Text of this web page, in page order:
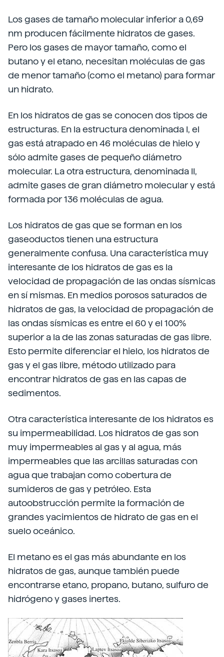
Los gases de tamaño molecular inferior a 0,69
nm producen fácilmente hidratos de gases.
Pero los gases de mayor tamaño, como el
butano y el etano, necesitan moléculas de gas
de menor tamaño (como el metano) para formar
un hidrato.
En los hidratos de gas se conocen dos tipos de
estructuras. En la estructura denominada I, el
gas está atrapado en 46 moléculas de hielo y
sólo admite gases de pequeño diámetro
molecular. La otra estructura, denominada II,
admite gases de gran diámetro molecular y está
formada por 136 moléculas de agua.
Los hidratos de gas que se forman en los
gaseoductos tienen una estructura
generalmente confusa. Una característica muy
interesante de los hidratos de gas es la
velocidad de propagación de las ondas sísmicas
en sí mismas. En medios porosos saturados de
hidratos de gas, la velocidad de propagación de
las ondas sísmicas es entre el 60 y el 100%
superior a la de las zonas saturadas de gas libre.
Esto permite diferenciar el hielo, los hidratos de
gas y el gas libre, método utilizado para
encontrar hidratos de gas en las capas de
sedimentos.
Otra característica interesante de los hidratos es
su impermeabilidad. Los hidratos de gas son
muy impermeables al gas y al agua, más
impermeables que las arcillas saturadas con
agua que trabajan como cobertura de
sumideros de gas y petróleo. Esta
autoobstrucción permite la formación de
grandes yacimientos de hidrato de gas en el
suelo oceánico.
El metano es el gas más abundante en los
hidratos de gas, aunque también puede
encontrarse etano, propano, butano, sulfuro de
hidrógeno y gases inertes.